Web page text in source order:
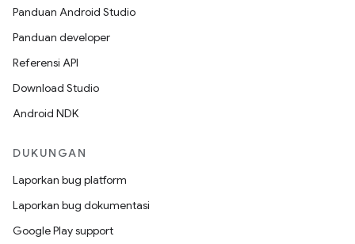
Panduan Android Studio
Panduan developer
Referensi API
Download Studio
Android NDK
DUKUNGAN
Laporkan bug platform
Laporkan bug dokumentasi
Google Play support